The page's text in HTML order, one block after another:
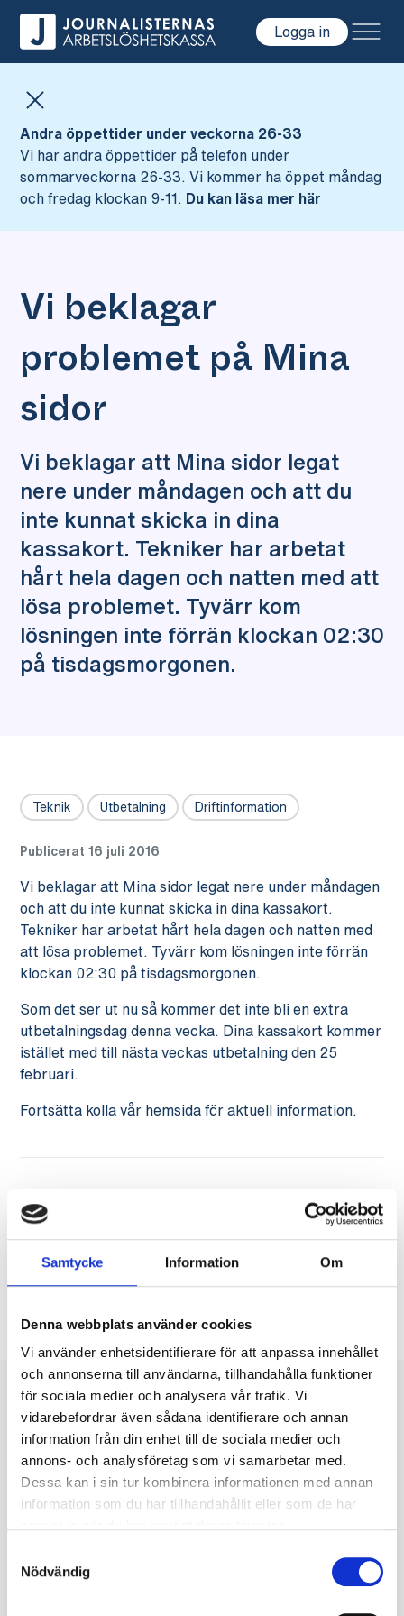
Samtycke Information Om
Denna webbplats använder cookies
Vi använder enhetsidentifierare för att anpassa innehållet
och annonserna till användarna, tillhandahålla funktioner
för sociala medier och analysera vår trafik. Vi
vidarebefordrar även sådana identifierare och annan
information från din enhet till de sociala medier och
annons- och analysföretag som vi samarbetar med.
Dessa kan i sin tur kombinera informationen med annan
information som du har tillhandahållit eller som de har
Nödvändig
Hoppa till innehåll
Logga in
Andra öppettider under veckorna 26-33
Vi har andra öppettider på telefon under
sommarveckorna 26-33. Vi kommer ha öppet måndag
och fredag klockan 9-11.
Du kan läsa mer här
Vi beklagar
problemet på Mina
sidor
Vi beklagar att Mina sidor legat
nere under måndagen och att du
inte kunnat skicka in dina
kassakort. Tekniker har arbetat
hårt hela dagen och natten med att
lösa problemet. Tyvärr kom
lösningen inte förrän klockan 02:30
på tisdagsmorgonen.
Teknik Utbetalning Driftinformation
Publicerat 16 juli 2016
Vi beklagar att Mina sidor legat nere under måndagen
och att du inte kunnat skicka in dina kassakort.
Tekniker har arbetat hårt hela dagen och natten med
att lösa problemet. Tyvärr kom lösningen inte förrän
klockan 02:30 på tisdagsmorgonen.
Som det ser ut nu så kommer det inte bli en extra
utbetalningsdag denna vecka. Dina kassakort kommer
istället med till nästa veckas utbetalning den 25
februari.
Fortsätta kolla vår hemsida för aktuell information.
Fler nyheter
2 juni
Öppettider och utbetalningar under sommaren
semestern. Vi kommer därför att ha begränsade
öppettider på telefo...